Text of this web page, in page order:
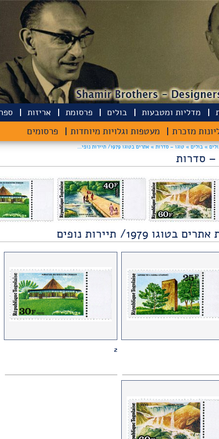
מדליות ומטבעות בולים
מזכרת מעטפות וגלויות מיוחדות פרסומים
פרסומת אריזות
»בולים »טוגו – סדרות » אתרים בטוגו 1979/ תיירות נופי...
– סדרות
בטוגו 1979/ תיירות נופים
2